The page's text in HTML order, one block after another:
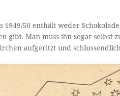
1949/50 enthält weder
gibt. Man muss ihn sogar selbst
aufgeritzt und